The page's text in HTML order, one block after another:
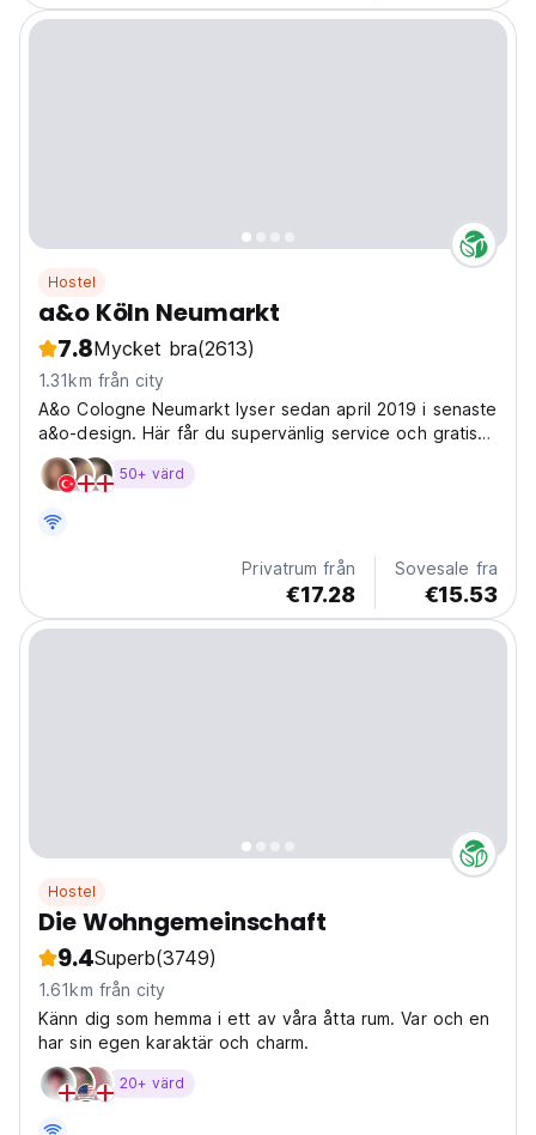
Hostel
a&o Köln Neumarkt
7.8Mycket bra(2613)
1.31km från city
A&o Cologne Neumarkt lyser sedan april 2019 i senaste
a&o-design. Här får du supervänlig service och gratis
Wi-Fi dygnet runt. Dessutom: biljard, bordsfotboll,
parkering och mycket mer
50+ värd
Privatrum från
€17.28
Sovesale fra
€15.53
Hostel
Die Wohngemeinschaft
9.4Superb(3749)
1.61km från city
Känn dig som hemma i ett av våra åtta rum. Var och en
har sin egen karaktär och charm.
20+ värd